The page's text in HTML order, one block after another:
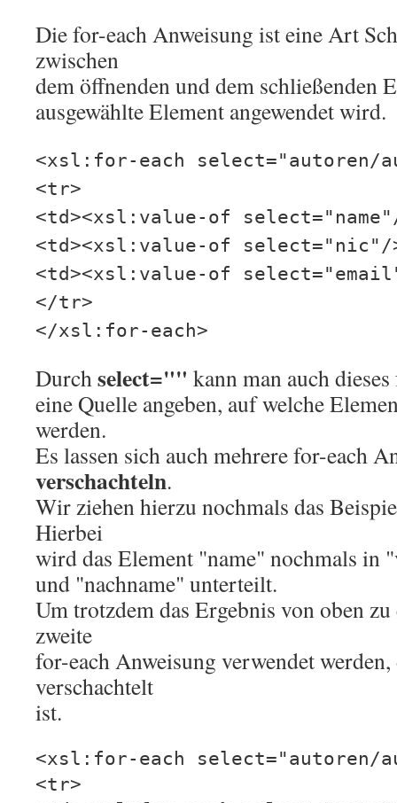
Die for-each Anweisung ist eine Art
zwischen
dem öffnenden und dem schließenden
ausgewählte Element angewendet wird.
<xsl:for-each select="autoren/
<tr>
<td><xsl:value-of
<td><xsl:value-of select="nic"/
<td><xsl:value-of
</tr>
</xsl:for-each>
Durchselect="" kann man auch
eine Quelle angeben, auf welche
werden.
Es lassen sich auch mehrere for-each
verschachteln.
Wir ziehen hierzu nochmals das
Hierbei
wird das Element "name" nochmals in
und "nachname" unterteilt.
Um trotzdem das Ergebnis von oben
zweite
for-each Anweisung verwendet
verschachtelt
ist.
<xsl:for-each select="autoren/
<tr>